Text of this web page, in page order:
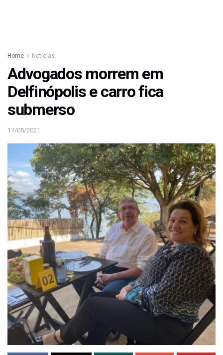
Home Notícias
Advogados morrem em
Delfinópolis e carro fica
submerso
17/05/2021